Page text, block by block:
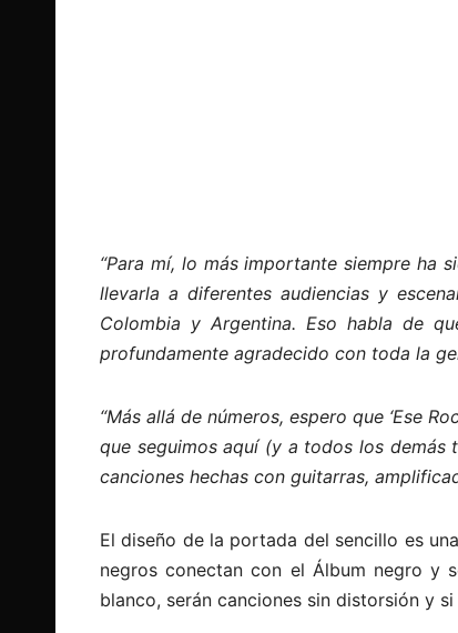
“Para mí, lo más importante siempre ha
llevarla a diferentes audiencias y
Colombia y Argentina. Eso habla de
profundamente agradecido con toda la
“Más allá de números, espero que ‘Ese
que seguimos aquí (y a todos los
canciones hechas con guitarras,
El diseño de la portada del sencillo es
negros conectan con el Álbum negro y
blanco, serán canciones sin distorsión y